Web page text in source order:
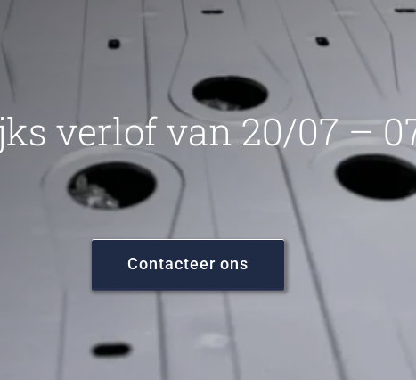
verlof van 20/07 –
Contacteer ons